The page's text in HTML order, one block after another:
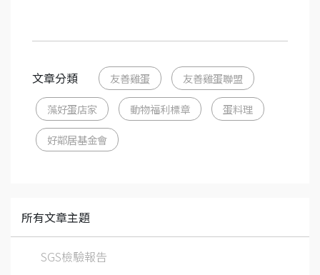
文章分類 友善雞蛋 友善雞蛋聯盟
藻好蛋店家 動物福利標章 蛋料理
好鄰居基金會
所有文章主題
SGS檢驗報告